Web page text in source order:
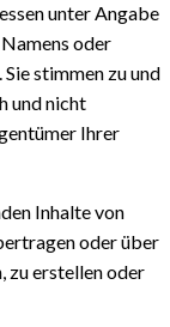
unter Angabe
oder
stimmen zu und
und nicht
Ihrer
Inhalte von
oder über
zu erstellen oder